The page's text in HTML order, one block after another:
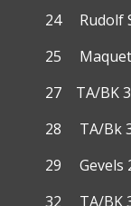
24 Rudolf
25 Maquette
27 TA/BK 362
28 TA/Bk
29 Gevels
32 TA/BK